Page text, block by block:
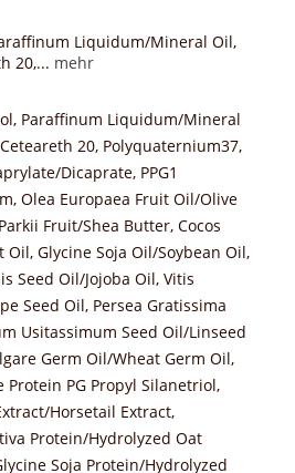
Liquidum/Mineral Oil,
20,... mehr
Paraffinum Liquidum/Mineral
20, Polyquaternium37,
Dicaprate, PPG1
Olea Europaea Fruit Oil/Olive
Fruit/Shea Butter, Cocos
Glycine Soja Oil/Soybean Oil,
Seed Oil/Jojoba Oil, Vitis
Seed Oil, Persea Gratissima
Usitassimum Seed Oil/Linseed
Germ Oil/Wheat Germ Oil,
Protein PG Propyl Silanetriol,
Horsetail Extract,
Protein/Hydrolyzed Oat
Soja Protein/Hydrolyzed